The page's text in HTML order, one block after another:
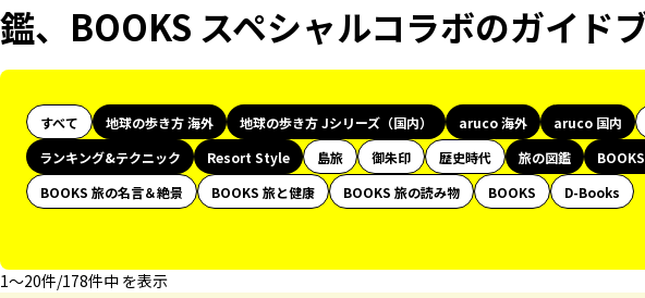
鑑、BOOKS スペシャルコラボのガイド
すべて 地球の歩き方 海外 地球の歩き方 Jシリーズ（国内） aruco 海外 aruco 国内
ランキング&テクニック
Resort Style 島旅 御朱印 歴史時代 旅の図鑑
BOOKS 旅の名言＆絶景
BOOKS 旅と健康 BOOKS 旅の読み物 BOOKS
D-Books
1〜20件/178件中 を表示